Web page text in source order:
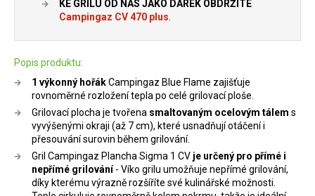
KE GRILU OD NÁS JAKO DÁREK OBDRŽÍTE
Campingaz CV 470 plus
Popis produktu:
1 výkonný hořákCampingaz Blue Flame zajišťuje
rovnoměrné rozložení tepla po celé grilovací ploše.
Grilovací plocha je tvořena smaltovaným ocelovým tálem s
vyvýšenými okraji (až 7 cm), které usnadňují otáčení i
přesouvání surovin během grilování.
Gril Campingaz Plancha Sigma 1 CV je určený pro přímé i
nepřímé grilování- Víko grilu umožňuje nepřímé grilování,
díky kterému výrazně rozšíříte své kulinářské možnosti.